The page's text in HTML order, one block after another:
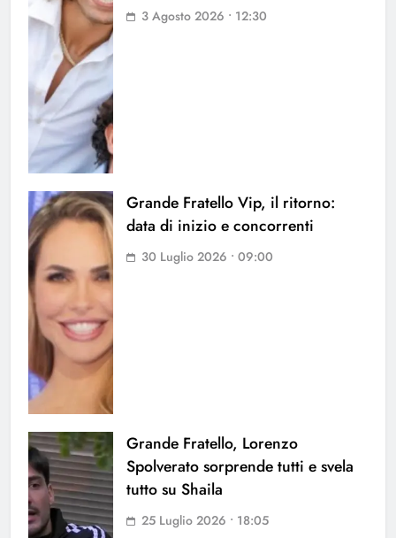
3 Agosto 2026 • 12:30
Grande Fratello Vip, il ritorno:
data di inizio e concorrenti
30 Luglio 2026 • 09:00
Grande Fratello, Lorenzo
Spolverato sorprende tutti e svela
tutto su Shaila
25 Luglio 2026 • 18:05